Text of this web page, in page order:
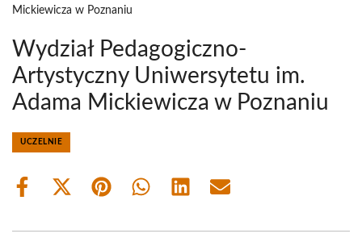
Mickiewicza w Poznaniu
Wydział Pedagogiczno-
Artystyczny Uniwersytetu im.
Adama Mickiewicza w Poznaniu
UCZELNIE
Share
Share
(Twitter)
Share Share Share Share